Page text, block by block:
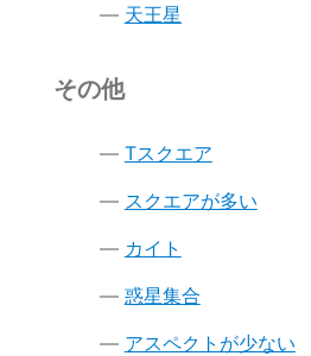
天王星
その他
Tスクエア
スクエアが多い
カイト
惑星集合
アスペクトが少ない